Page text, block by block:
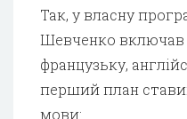
Так, у власну
Шевченко включав
французьку,
перший план
мови: